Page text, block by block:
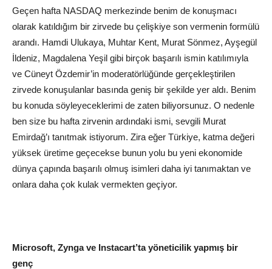
Geçen hafta NASDAQ merkezinde benim de konuşmacı
olarak katıldığım bir zirvede bu çelişkiye son vermenin formülü
arandı. Hamdi Ulukaya, Muhtar Kent, Murat Sönmez, Ayşegül
İldeniz, Magdalena Yeşil gibi birçok başarılı ismin katılımıyla
ve Cüneyt Özdemir’in moderatörlüğünde gerçekleştirilen
zirvede konuşulanlar basında geniş bir şekilde yer aldı. Benim
bu konuda söyleyeceklerimi de zaten biliyorsunuz. O nedenle
ben size bu hafta zirvenin ardındaki ismi, sevgili Murat
Emirdağ’ı tanıtmak istiyorum. Zira eğer Türkiye, katma değeri
yüksek üretime geçecekse bunun yolu bu yeni ekonomide
dünya çapında başarılı olmuş isimleri daha iyi tanımaktan ve
onlara daha çok kulak vermekten geçiyor.
Microsoft, Zynga ve Instacart’ta yöneticilik yapmış bir
genç